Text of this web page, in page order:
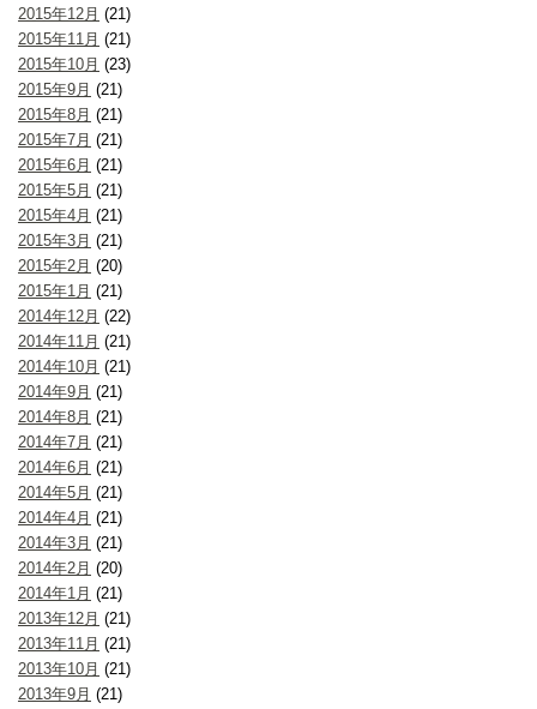
2015年12月 (21)
2015年11月 (21)
2015年10月 (23)
2015年9月 (21)
2015年8月 (21)
2015年7月 (21)
2015年6月 (21)
2015年5月 (21)
2015年4月 (21)
2015年3月 (21)
2015年2月 (20)
2015年1月 (21)
2014年12月 (22)
2014年11月 (21)
2014年10月 (21)
2014年9月 (21)
2014年8月 (21)
2014年7月 (21)
2014年6月 (21)
2014年5月 (21)
2014年4月 (21)
2014年3月 (21)
2014年2月 (20)
2014年1月 (21)
2013年12月 (21)
2013年11月 (21)
2013年10月 (21)
2013年9月 (21)